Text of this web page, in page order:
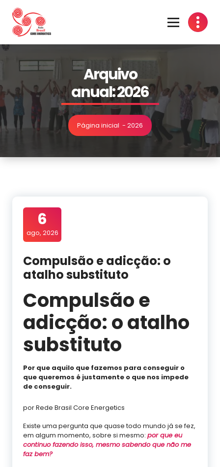
Arquivo
anual: 2026
Página inicial - 2026
6
ago, 2026
Compulsão e adicção: o
atalho substituto
Compulsão e
adicção: o atalho
substituto
Por que aquilo que fazemos para conseguir o
que queremos é justamente o que nos impede
de conseguir.
por Rede Brasil Core Energetics
Existe uma pergunta que quase todo mundo já se fez,
em algum momento, sobre si mesmo: por que eu
continuo fazendo isso, mesmo sabendo que não me
faz bem?